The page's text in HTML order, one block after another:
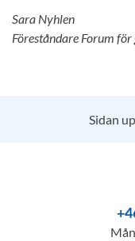
Sara Nyhlen
Föreståndare Forum för
Sidan